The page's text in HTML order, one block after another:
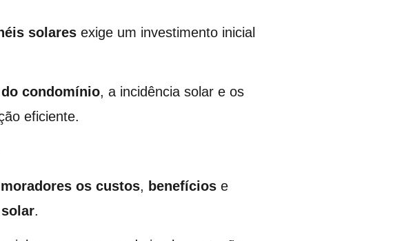
solares exige um investimento inicial
condomínio, a incidência solar e os
eficiente.
os custos, benefícios e
.